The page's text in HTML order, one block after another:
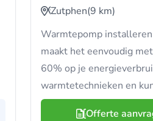
Zutphen(9 km)
Warmtepomp
maakt het eenvoudig
60% op je
warmtetechnieken en
Offerte